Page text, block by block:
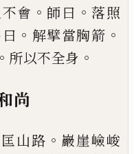
會 。 師曰 。落照
。 解擘當胸箭 。
。 所以不全身 。
尚
匡山路 。 巖崖嶮峻